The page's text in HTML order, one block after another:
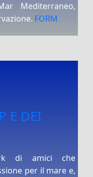
Mediterraneo,
FORM
E DEI
di amici che
per il mare e,